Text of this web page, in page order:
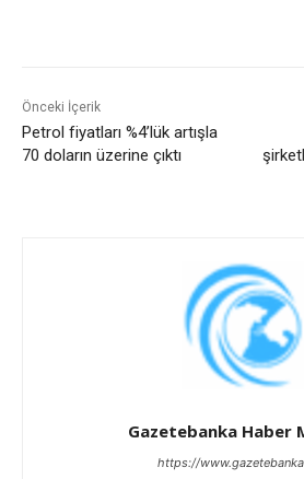
Önceki İçerik
Petrol fiyatları %4’lük artışla
70 doların üzerine çıktı
Gazetebanka Haber
https://